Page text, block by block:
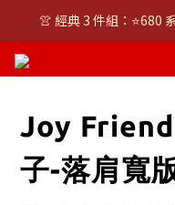
👚 經典 3 件組：⭐680
👚 經典 3 件組：⭐680
Joy
子-落肩寬